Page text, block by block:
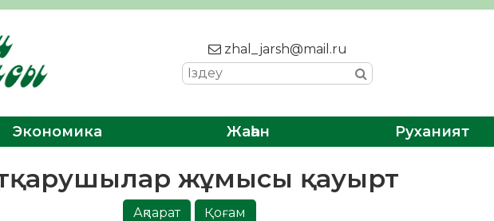
zhal_jarsh@mail.ru
Экономика Жаһан Руханият
жұмысы қауырт
Ақпарат
Қоғам